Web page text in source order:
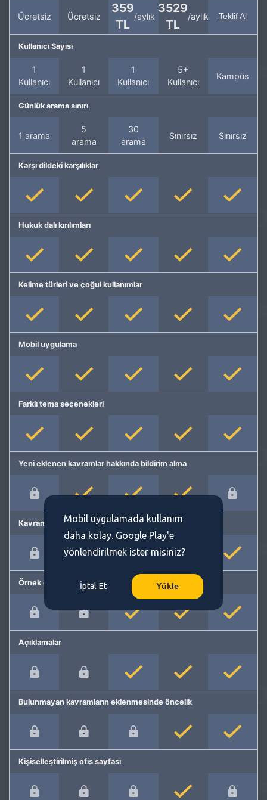
Ücretsiz Ücretsiz
359
TL
/aylık
3529
TL
/aylık Teklif Al
Kullanıcı Sayısı
1
Kullanıcı
1
Kullanıcı
1
Kullanıcı
5+
Kullanıcı
Kampüs
Günlük arama sınırı
1 arama
5
arama
30
arama
Sınırsız Sınırsız
Karşı dildeki karşılıklar
Hukuk dalı kırılımları
Kelime türleri ve çoğul kullanımlar
Mobil uygulama
Farklı tema seçenekleri
Yeni eklenen kavramlar hakkında bildirim alma
Kavram önerme
Örnek cümleler
Açıklamalar
Bulunmayan kavramların eklenmesinde öncelik
Kişiselleştirilmiş ofis sayfası
Mobil uygulamada kullanım
daha kolay. Google Play'e
yönlendirilmek ister misiniz?
İptal Et Yükle